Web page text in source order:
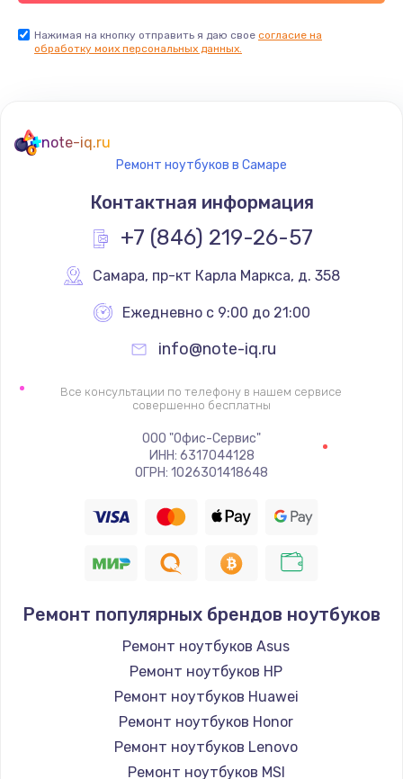
Нажимая на кнопку отправить я даю свое согласие на
обработку моих персональных данных.
note-iq.ru
Ремонт ноутбуков в Самаре
Контактная информация
+7 (846) 219-26-57
Самара, пр-кт Карла Маркса, д. 358
Ежедневно с 9:00 до 21:00
info@note-iq.ru
Все консультации по телефону в нашем сервисе
совершенно бесплатны
ООО "Офис-Сервис"
ИНН: 6317044128
ОГРН: 1026301418648
Ремонт популярных брендов ноутбуков
Ремонт ноутбуков Asus
Ремонт ноутбуков HP
Ремонт ноутбуков Huawei
Ремонт ноутбуков Honor
Ремонт ноутбуков Lenovo
Ремонт ноутбуков MSI